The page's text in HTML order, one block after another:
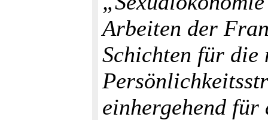
Arbeiten der
Schichten für die
einhergehend